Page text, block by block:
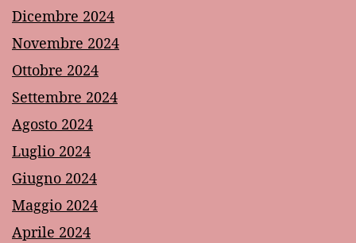
Dicembre 2024
Novembre 2024
Ottobre 2024
Settembre 2024
Agosto 2024
Luglio 2024
Giugno 2024
Maggio 2024
Aprile 2024